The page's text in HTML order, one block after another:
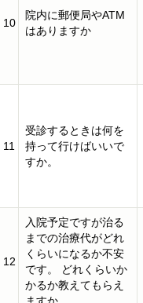
10
院内に郵便局やATM
はありますか
11
受診するときは何を
持って行けばいいで
すか。
12
入院予定ですが治る
までの治療代がどれ
くらいになるか不安
です。 どれくらいか
かるか教えてもらえ